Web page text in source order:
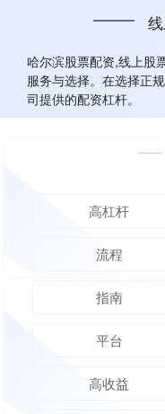
哈尔滨股票配资,线上股
服务与选择。在选择正
司提供的配资杠杆。
高杠杆
流程
指南
平台
高收益